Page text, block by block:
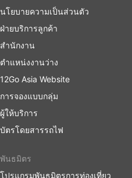
นโยบายความเป็นส่วนตัว
ฝ่ายบริการลูกค้า
สำนักงาน
ตำแหน่งงานว่าง
12Go Asia Website
การจองแบบกลุ่ม
ผู้ให้บริการ
บัตรโดยสารรถไฟ
พันธมิตร
โปรแกรมพันธมิตรการท่องเที่ยว